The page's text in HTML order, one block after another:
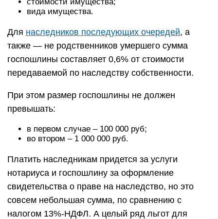
вида имущества.
Для наследников последующих очередей, а
также — не родственников умершего сумма
госпошлины составляет 0,6% от стоимости
передаваемой по наследству собственности.
При этом размер госпошлины не должен
превышать:
в первом случае – 100 000 руб;
во втором – 1 000 000 руб.
Платить наследникам придется за услуги
нотариуса и госпошлину за оформление
свидетельства о праве на наследство, но это
совсем небольшая сумма, по сравнению с
налогом 13%-НДФЛ. А целый ряд льгот для